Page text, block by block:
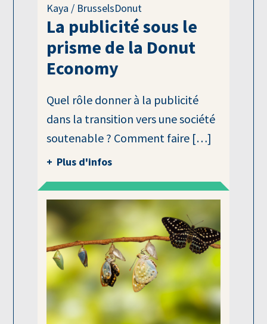
Kaya / BrusselsDonut
La publicité sous le
prisme de la Donut
Economy
Quel rôle donner à la publicité
dans la transition vers une société
soutenable ? Comment faire […]
Plus d'infos